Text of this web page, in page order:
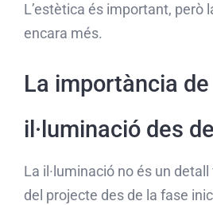
L’estètica és important, però
encara més.
La importància
il·luminació des
La il·luminació no és un
del projecte des de la fase